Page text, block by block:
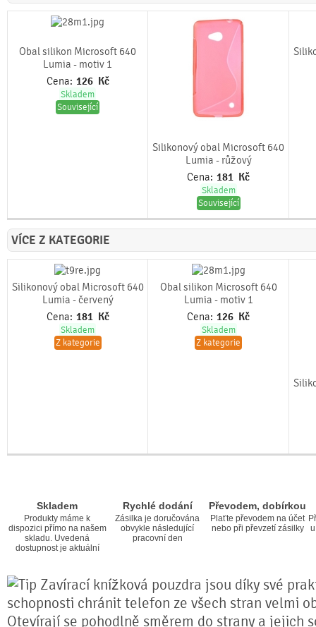
Obal silikon Microsoft 640
Lumia - motiv 1
Cena: 126 Kč
Skladem
Související
Silikonový obal Microsoft 640
Lumia - růžový
Cena: 181 Kč
Skladem
Související
VÍCE Z KATEGORIE
Silikonový obal Microsoft 640
Lumia - červený
Cena: 181 Kč
Skladem
Z kategorie
Obal silikon Microsoft 640
Lumia - motiv 1
Cena: 126 Kč
Skladem
Z kategorie
Skladem
Produkty máme k
dispozici přímo na našem
skladu. Uvedená
dostupnost je aktuální
Rychlé dodání
Zásilka je doručována
obvykle následující
pracovní den
Převodem, dobírkou
Plaťte převodem na účet
nebo při převzetí zásilky
Zavírací knížková pouzdra jsou díky své
schopnosti chránit telefon ze všech stran velmi
Otevírají se pohodlně směrem do strany a jejich